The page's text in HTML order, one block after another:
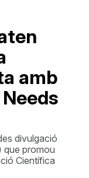
amb
divulgació
que promou
Científica